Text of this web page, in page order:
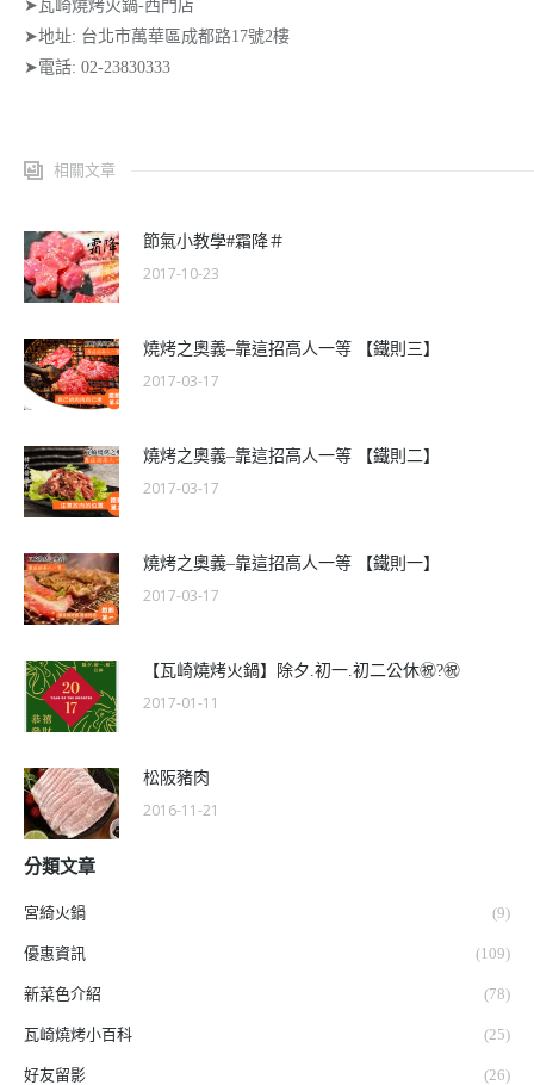
➤瓦崎燒烤火鍋-西門店
➤地址: 台北市萬華區成都路17號2樓
➤電話: 02-23830333
相關文章
節氣小教學#霜降＃
2017-10-23
燒烤之奧義–靠這招高人一等 【鐵則三】
2017-03-17
燒烤之奧義–靠這招高人一等 【鐵則二】
2017-03-17
燒烤之奧義–靠這招高人一等 【鐵則一】
2017-03-17
【瓦崎燒烤火鍋】除夕.初一.初二公休㊗️?️㊗️
2017-01-11
松阪豬肉
2016-11-21
分類文章
宮綺火鍋 (9)
優惠資訊 (109)
新菜色介紹 (78)
瓦崎燒烤小百科 (25)
好友留影 (26)